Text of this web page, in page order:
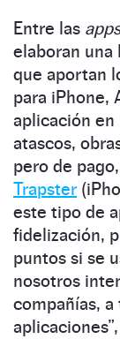
Entre las apps
elaboran una
que aportan
para iPhone,
aplicación en
atascos,
pero de
Trapster
este tipo de
fidelización,
puntos si se
nosotros
compañías, a